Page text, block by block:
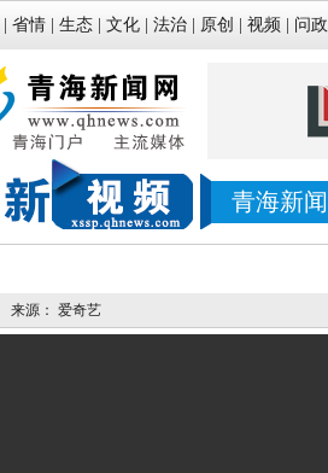
省情 生态 文化 法治 原创 视频 问政
青海新闻
来源： 爱奇艺